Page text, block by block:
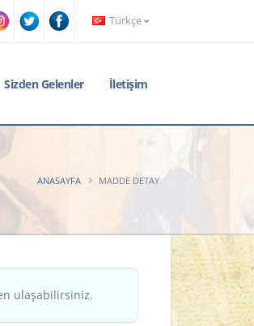
Türkçe
Sizden Gelenler İletişim
ANASAYFA MADDE DETAY
ulaşabilirsiniz.